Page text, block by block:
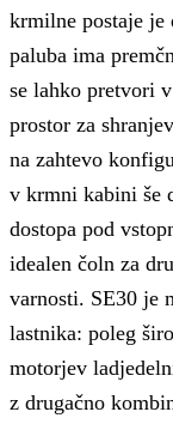
krmilne postaje
paluba ima
se lahko pretvori
prostor za
na zahtevo
v krmni kabini še
dostopa pod
idealen čoln za
varnosti. SE30 je
lastnika: poleg
motorjev
z drugačno